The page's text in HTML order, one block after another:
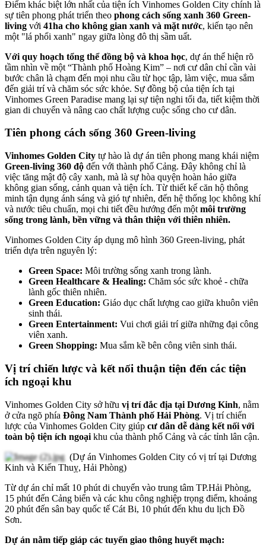
Điểm khác biệt lớn nhất của tiện ích Vinhomes Golden City chính là
sự tiên phong phát triển theo phong cách sống xanh 360 Green-
living với 41ha cho không gian xanh và mặt nước, kiến tạo nên
một "lá phổi xanh" ngay giữa lòng đô thị sầm uất.
Với quy hoạch tổng thể đồng bộ và khoa học, dự án thể hiện rõ
tầm nhìn về một “Thành phố Hoàng Kim” – nơi cư dân chỉ cần vài
bước chân là chạm đến mọi nhu cầu từ học tập, làm việc, mua sắm
đến giải trí và chăm sóc sức khỏe. Sự đồng bộ của tiện ích tại
Vinhomes Green Paradise mang lại sự tiện nghi tối đa, tiết kiệm thời
gian di chuyển và nâng cao chất lượng cuộc sống cho cư dân.
Tiên phong cách sống 360 Green-living
Vinhomes Golden City tự hào là dự án tiên phong mang khái niệm
Green-living 360 độ đến với thành phố Cảng. Đây không chỉ là
việc tăng mật độ cây xanh, mà là sự hòa quyện hoàn hảo giữa
không gian sống, cảnh quan và tiện ích. Từ thiết kế căn hộ thông
minh tận dụng ánh sáng và gió tự nhiên, đến hệ thống lọc không khí
và nước tiêu chuẩn, mọi chi tiết đều hướng đến một môi trường
sống trong lành, bền vững và thân thiện với thiên nhiên.
Vinhomes Golden City áp dụng mô hình 360 Green-living, phát
triển dựa trên nguyên lý:
Green Space: Môi trường sống xanh trong lành.
Green Healthcare & Healing: Chăm sóc sức khoẻ - chữa
lành gốc thiên nhiên.
Green Education: Giáo dục chất lượng cao giữa khuôn viên
sinh thái.
Green Entertainment: Vui chơi giải trí giữa những đại công
viên xanh.
Green Shopping: Mua sắm kề bên công viên sinh thái.
Vị trí chiến lược và kết nối thuận tiện đến các tiện
ích ngoại khu
Vinhomes Golden City sở hữu vị trí đắc địa tại Dương Kinh, nằm
ở cửa ngõ phía Đông Nam Thành phố Hải Phòng. Vị trí chiến
lược của Vinhomes Golden City giúp cư dân dễ dàng kết nối với
toàn bộ tiện ích ngoại khu của thành phố Cảng và các tỉnh lân cận.
(Dự án Vinhomes Golden City có vị trí tại Dương
Kinh và Kiến Thuỵ, Hải Phòng)
Từ dự án chỉ mất 10 phút di chuyển vào trung tâm TP.Hải Phòng,
15 phút đến Cảng biển và các khu công nghiệp trọng điểm, khoảng
20 phút đến sân bay quốc tế Cát Bi, 10 phút đến khu du lịch Đồ
Sơn.
Dự án nằm tiếp giáp các tuyến giao thông huyết mạch: